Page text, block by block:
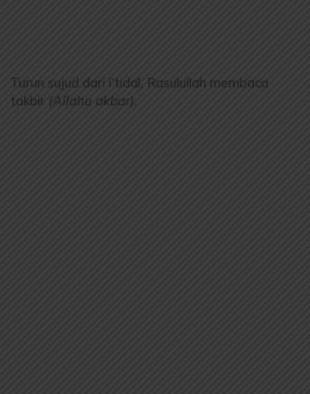
Turun sujud dari i’tidal, Rasulullah membaca
takbir (Allahu akbar).